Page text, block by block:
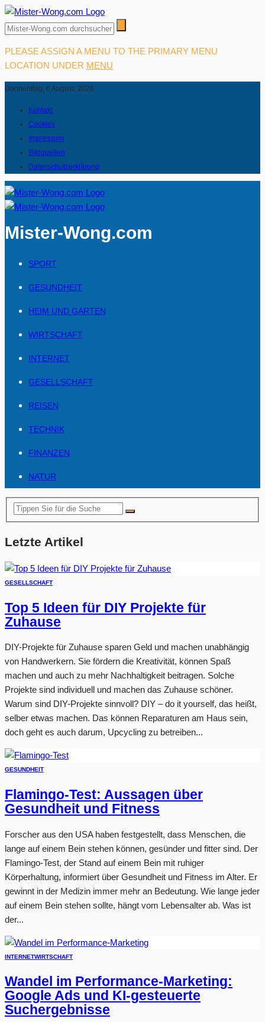
PLEASE ASSIGN A MENU TO THE PRIMARY MENU
LOCATION UNDER MENU
Donnerstag, 6 August, 2026
Kontakt
Cookies
Impressum
Bildquellen
Datenschutzerklärung
Mister-Wong.com
SPORT
GESUNDHEIT
HEIM UND GARTEN
WIRTSCHAFT
INTERNET
GESELLSCHAFT
REISEN
TECHNIK
FINANZEN
NATUR
Letzte Artikel
GESELLSCHAFT
Top 5 Ideen für DIY Projekte für
Zuhause
DIY-Projekte für Zuhause sparen Geld und machen unabhängig
von Handwerkern. Sie fördern die Kreativität, können Spaß
machen und auch zu mehr Nachhaltigkeit beitragen. Solche
Projekte sind individuell und machen das Zuhause schöner.
Warum sind DIY-Projekte sinnvoll? DIY – do it yourself, das heißt,
selber etwas machen. Das können Reparaturen am Haus sein,
doch geht es auch darum, Upcycling zu betreiben...
GESUNDHEIT
Flamingo-Test: Aussagen über
Gesundheit und Fitness
Forscher aus den USA haben festgestellt, dass Menschen, die
lange auf einem Bein stehen können, gesünder und fitter sind. Der
Flamingo-Test, der Stand auf einem Bein mit ruhiger
Körperhaltung, informiert über Gesundheit und Fitness im Alter. Er
gewinnt in der Medizin immer mehr an Bedeutung. Wie lange jeder
auf einem Bein stehen sollte, hängt vom Lebensalter ab. Was ist
der...
INTERNETWIRTSCHAFT
Wandel im Performance-Marketing:
Google Ads und KI-gesteuerte
Suchergebnisse